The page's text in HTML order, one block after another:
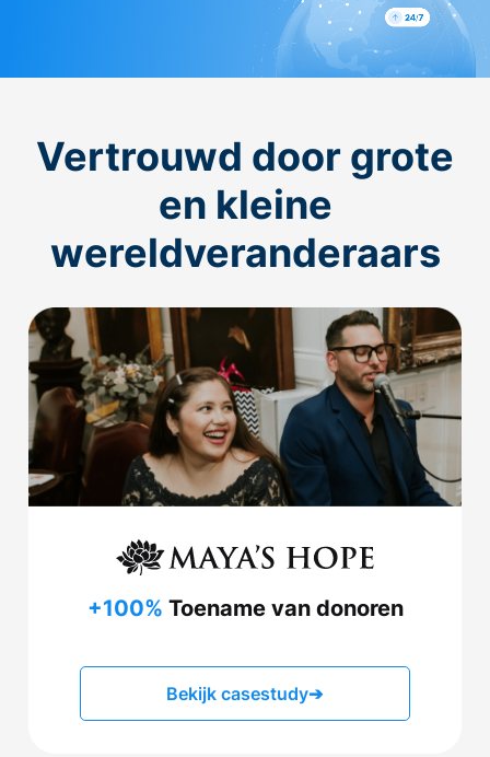
Vertrouwd door grote
en kleine
wereldveranderaars
+100% Toename van donoren
Bekijk casestudy➔